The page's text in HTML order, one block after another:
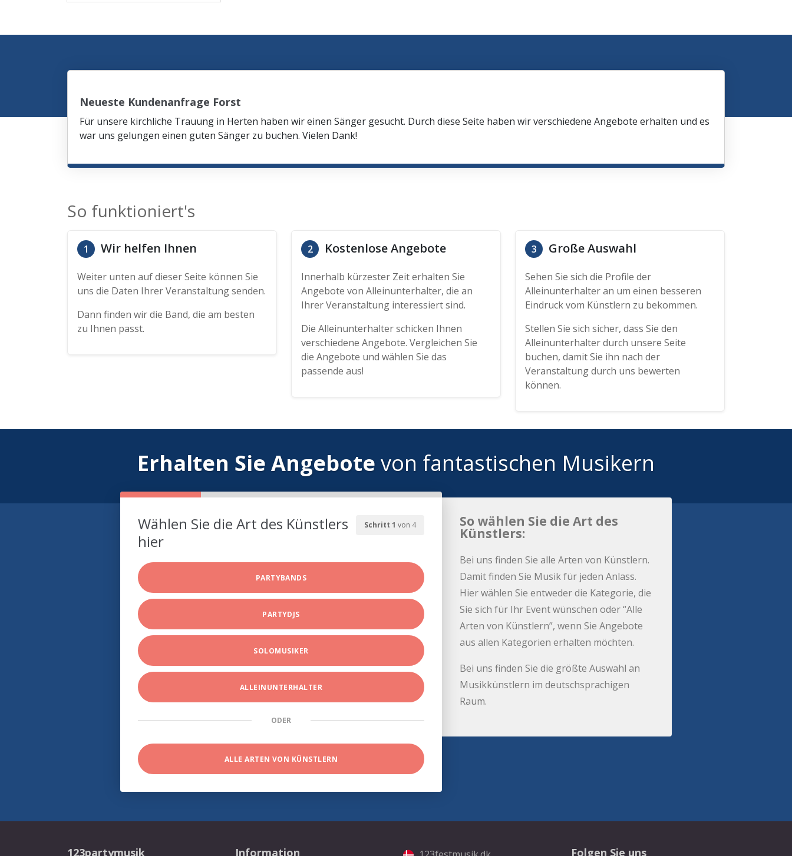
Neueste Kundenanfrage Forst
Für unsere kirchliche Trauung in Herten haben wir einen Sänger gesucht. Durch diese Seite haben wir verschiedene Angebote erhalten und es
war uns gelungen einen guten Sänger zu buchen. Vielen Dank!
So funktioniert's
1 Wir helfen Ihnen
Weiter unten auf dieser Seite können Sie
uns die Daten Ihrer Veranstaltung senden.
Dann finden wir die Band, die am besten
zu Ihnen passt.
2 Kostenlose Angebote
Innerhalb kürzester Zeit erhalten Sie
Angebote von Alleinunterhalter, die an
Ihrer Veranstaltung interessiert sind.
Die Alleinunterhalter schicken Ihnen
verschiedene Angebote. Vergleichen Sie
die Angebote und wählen Sie das
passende aus!
3 Große Auswahl
Sehen Sie sich die Profile der
Alleinunterhalter an um einen besseren
Eindruck vom Künstlern zu bekommen.
Stellen Sie sich sicher, dass Sie den
Alleinunterhalter durch unsere Seite
buchen, damit Sie ihn nach der
Veranstaltung durch uns bewerten
können.
Erhalten Sie Angebote von fantastischen Musikern
Schritt 1 von 4
Wählen Sie die Art des Künstlers
hier
PARTYBANDS
PARTYDJS
SOLOMUSIKER
ALLEINUNTERHALTER
ODER
ALLE ARTEN VON KÜNSTLERN
So wählen Sie die Art des
Künstlers:
Bei uns finden Sie alle Arten von Künstlern.
Damit finden Sie Musik für jeden Anlass.
Hier wählen Sie entweder die Kategorie, die
Sie sich für Ihr Event wünschen oder “Alle
Arten von Künstlern”, wenn Sie Angebote
aus allen Kategorien erhalten möchten.
Bei uns finden Sie die größte Auswahl an
Musikkünstlern im deutschsprachigen
Raum.
123partymusik Information Folgen Sie uns